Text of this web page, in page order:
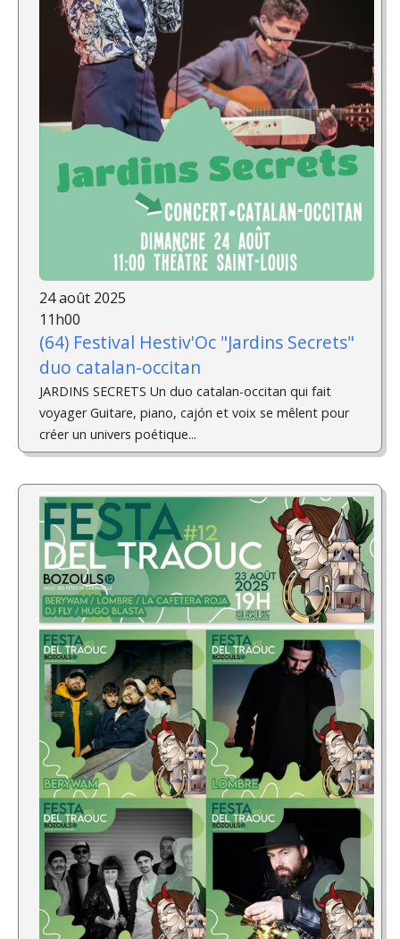
24 août 2025
11h00
(64) Festival Hestiv'Oc "Jardins Secrets"
duo catalan-occitan
JARDINS SECRETS Un duo catalan-occitan qui fait
voyager Guitare, piano, cajón et voix se mêlent pour
créer un univers poétique...